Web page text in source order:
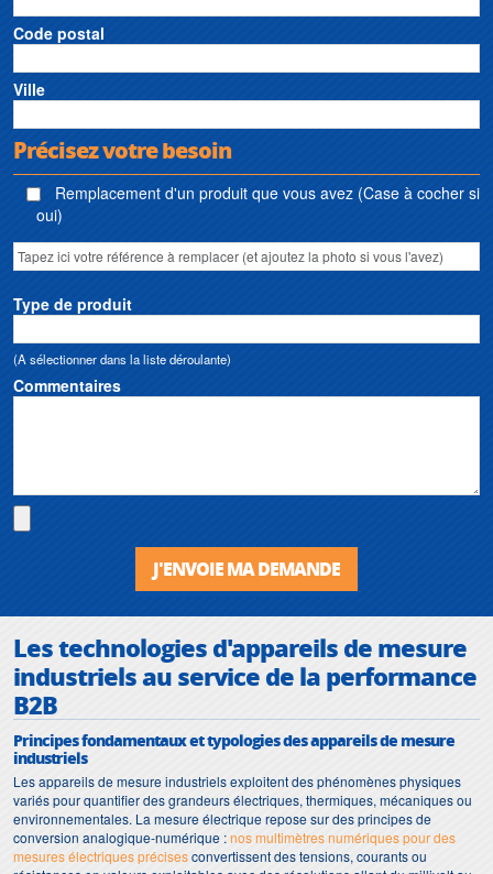
Code postal
Ville
Précisez votre besoin
Remplacement d'un produit que vous avez (Case à cocher si
oui)
Type de produit
(A sélectionner dans la liste déroulante)
Commentaires
J'ENVOIE MA DEMANDE
Les technologies d'appareils de mesure
industriels au service de la performance
B2B
Principes fondamentaux et typologies des appareils de mesure
industriels
Les appareils de mesure industriels exploitent des phénomènes physiques
variés pour quantifier des grandeurs électriques, thermiques, mécaniques ou
environnementales. La mesure électrique repose sur des principes de
conversion analogique-numérique :nos multimètres numériques pour des
mesures électriques précisesconvertissent des tensions, courants ou